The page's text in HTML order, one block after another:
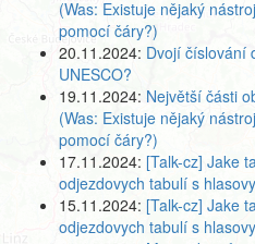
(Was: Existuje nějaký
pomocí čáry?)
20.11.2024: Dvojí číslování
UNESCO?
19.11.2024: Největší části
(Was: Existuje nějaký
pomocí čáry?)
17.11.2024: [Talk-cz] Jake
odjezdovych tabulí s
15.11.2024: [Talk-cz] Jake
odjezdovych tabulí s